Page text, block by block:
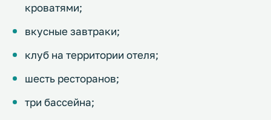
кроватями;
вкусные завтраки;
клуб на территории отеля;
шесть ресторанов;
три бассейна;